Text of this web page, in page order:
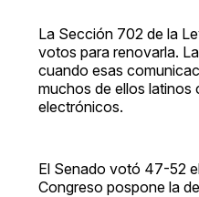
La Sección 702 de la
votos para renovarla.
cuando esas
muchos de ellos latinos
electrónicos.
El Senado votó 47-52
Congreso pospone la